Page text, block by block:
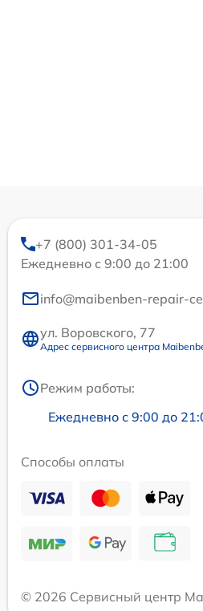
+7 (800) 301-34-05
Ежедневно с 9:00 до 21:00
info@maibenben-repair-
ул. Воровского, 77
Адрес сервисного центра
Режим работы:
Ежедневно с 9:00 до
Способы оплаты
© 2026 Сервисный центр